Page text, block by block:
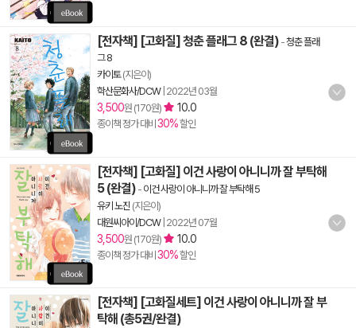
[전자책] [고화질] 청춘 플래그 8 (완결) -청춘 플래
그 8
카이토(지은이)
학산문화사/DCW| 2022년 03월
3,500원 (170원) 10.0
종이책 정가 대비 30%할인
[전자책] [고화질] 이건 사랑이 아니니까 잘 부탁해
5 (완결) - 이건 사랑이 아니니까 잘 부탁해 5
유키 노진 (지은이)
대원씨아이/DCW| 2022년 07월
3,500원 (170원) 10.0
종이책 정가 대비 30%할인
[전자책] [고화질세트] 이건 사랑이 아니니까 잘 부
탁해 (총5권/완결)